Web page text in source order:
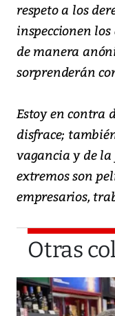
respeto a los
inspeccionen
de manera
sorprenderán
Estoy en contra
disfrace;
vagancia y de
extremos son
empresarios,
Otras